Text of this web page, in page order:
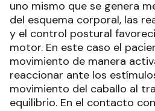
uno mismo que se genera
del esquema corporal, las
y el control postural
motor. En este caso el
movimiento de manera
reaccionar ante los
movimiento del caballo al
equilibrio. En el contacto